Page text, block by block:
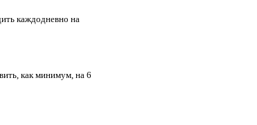
каждодневно на
как минимум, на 6